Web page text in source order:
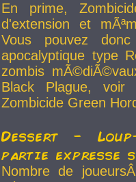
En prime,
d'extension et
Vous pouvez
apocalyptique type
zombis
Black Plague,
Zombicide Green
Dessert -
partie expresse
Nombre de